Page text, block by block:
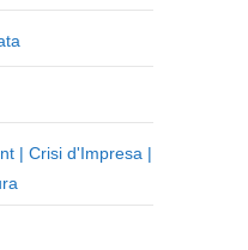
| Crisi d'Impresa |